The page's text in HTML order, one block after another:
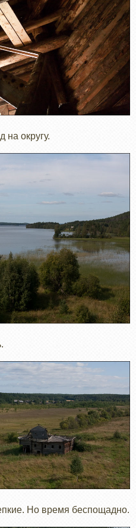
на округу.
Но время беспощадно.